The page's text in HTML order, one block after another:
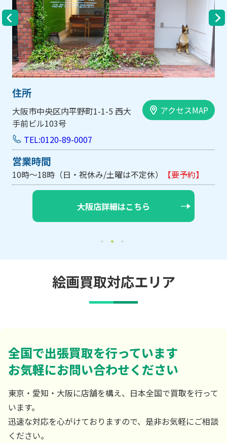
住所
大阪市中央区内平野町1-1-5 西大
手前ビル103号
アクセスMAP
TEL:0120-89-0007
営業時間
10時～18時（日・祝休み/土曜は不定休） 【要予約】
大阪店詳細はこちら
絵画買取対応エリア
全国で出張買取を行っています
お気軽にお問い合わせください
東京・愛知・大阪に店舗を構え、日本全国で買取を行って
います。
迅速な対応を心がけておりますので、是非お気軽にご相談
ください。